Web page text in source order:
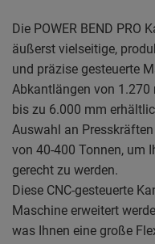
Die POWER BEND PRO
äußerst vielseitige,
und präzise gesteuerte
Abkantlängen von 1.270
bis zu 6.000 mm
Auswahl an Presskräften
von 40-400 Tonnen, um
gerecht zu werden.
Diese CNC-gesteuerte
Maschine erweitert
was Ihnen eine große